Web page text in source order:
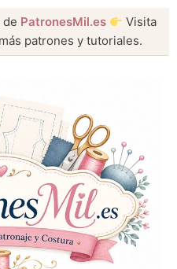
de PatronesMil.es
Visita
patrones y tutoriales.